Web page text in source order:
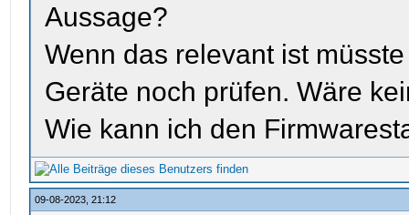
Aussage?
Wenn das relevant ist
Geräte noch prüfen. Wäre
Wie kann ich den
09-08-2023, 21:12